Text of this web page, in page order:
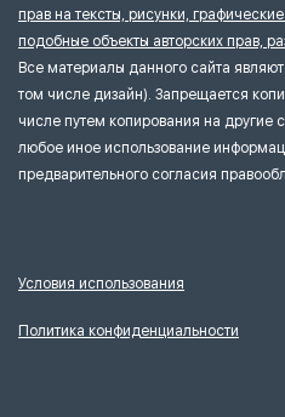
прав на тексты, рисунки,
подобные объекты авторских прав,
Все материалы данного сайта
том числе дизайн). Запрещается
числе путем копирования на другие
любое иное использование
предварительного согласия
Условия использования
Политика конфиденциальности